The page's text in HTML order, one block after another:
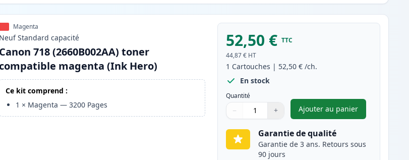
Magenta
Neuf Standard capacité
Canon 718 (2660B002AA) toner
compatible magenta (Ink Hero)
Ce kit comprend :
1 × Magenta —3200 Pages
52,50 € TTC
44,87 € HT
1 Cartouches | 52,50 € /ch.
En stock
Quantité
Quantité
Utilisez les boutons pour ajuster
− +
Quantité
Ajouter au panier
,Canon 718
Garantie de qualité
Garantie de 3 ans. Retours sous
90 jours